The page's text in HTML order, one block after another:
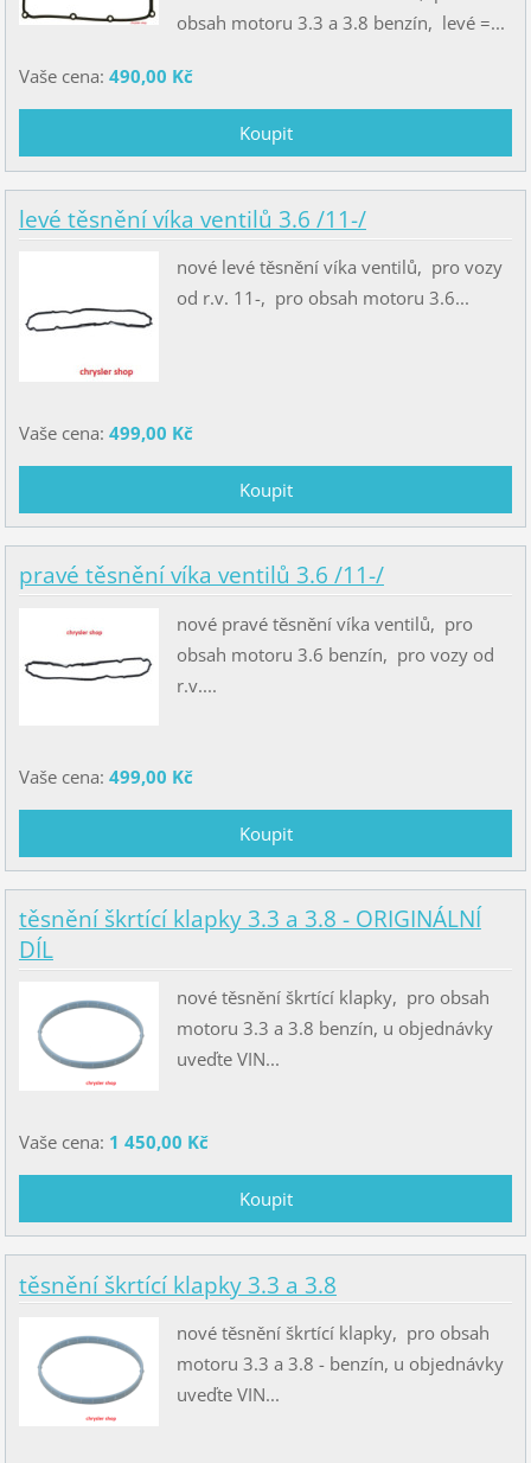
obsah motoru 3.3 a 3.8 benzín, levé =...
Vaše cena: 490,00 Kč
levé těsnění víka ventilů 3.6 /11-/
nové levé těsnění víka ventilů, pro vozy
od r.v. 11-, pro obsah motoru 3.6...
Vaše cena: 499,00 Kč
pravé těsnění víka ventilů 3.6 /11-/
nové pravé těsnění víka ventilů, pro
obsah motoru 3.6 benzín, pro vozy od
r.v....
Vaše cena: 499,00 Kč
těsnění škrtící klapky 3.3 a 3.8 - ORIGINÁLNÍ
DÍL
nové těsnění škrtící klapky, pro obsah
motoru 3.3 a 3.8 benzín, u objednávky
uveďte VIN...
Vaše cena: 1 450,00 Kč
těsnění škrtící klapky 3.3 a 3.8
nové těsnění škrtící klapky, pro obsah
motoru 3.3 a 3.8 - benzín, u objednávky
uveďte VIN...